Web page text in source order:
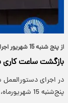
از پنج شنبه 15 شهریور اجرا می‌شود:
بازگشت ساعت کاری
در اجرای
پنج‌شنبه 15 شهریورماه، به روال گذشته بر می‌گردد.